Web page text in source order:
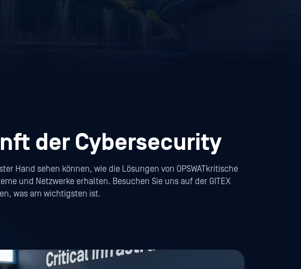
der Cybersecurity
Hand sehen können, wie die Lösungen von OPSWATkritische
und Netzwerke erhalten. Besuchen Sie uns auf der GITEX
was am wichtigsten ist.